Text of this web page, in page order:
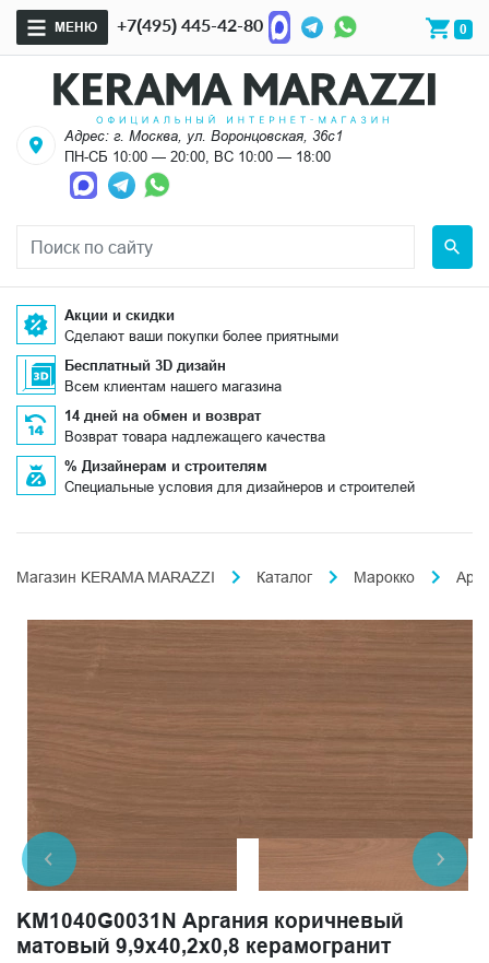
МЕНЮ +7(495) 445-42-80 0
Адрес: г. Москва, ул. Воронцовская, 36с1
ПН-СБ 10:00 — 20:00, ВС 10:00 — 18:00
Акции и скидки
Сделают ваши покупки более приятными
Бесплатный 3D дизайн
Всем клиентам нашего магазина
14 дней на обмен и возврат
Возврат товара надлежащего качества
% Дизайнерам и строителям
Специальные условия для дизайнеров и строителей
Магазин KERAMA MARAZZI Каталог Марокко
KM1040G0031N Аргания коричневый
матовый 9,9x40,2x0,8 керамогранит